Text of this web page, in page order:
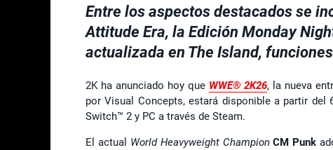
Entre los aspectos destacados se
Attitude Era, la Edición Monday
actualizada en The Island,
2K ha anunciado hoy que WWE® 2K26, la nueva
por Visual Concepts, estará disponible a partir del
Switch™ 2 y PC a través de Steam.
El actual World Heavyweight Champion CM Punk